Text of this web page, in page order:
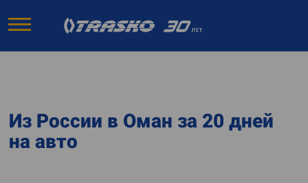
Из России в Оман за 20 дней
на авто